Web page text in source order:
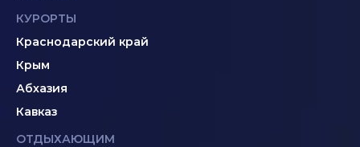
КУРОРТЫ
Краснодарский край
Крым
Абхазия
Кавказ
ОТДЫХАЮЩИМ